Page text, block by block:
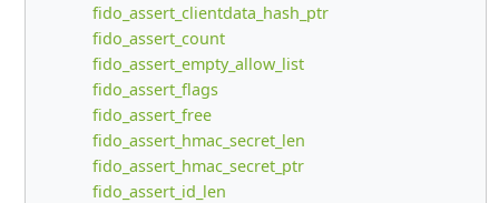
fido_assert_clientdata_hash_ptr
fido_assert_count
fido_assert_empty_allow_list
fido_assert_flags
fido_assert_free
fido_assert_hmac_secret_len
fido_assert_hmac_secret_ptr
fido_assert_id_len